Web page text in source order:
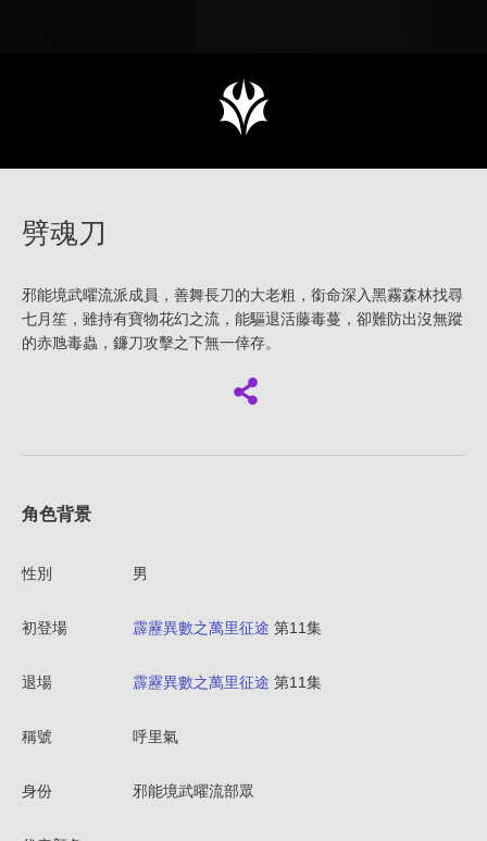
劈魂刀
邪能境武曜流派成員，善舞長刀的大老粗，銜命深入黑霧森林找尋
七月笙，雖持有寶物花幻之流，能驅退活藤毒蔓，卻難防出沒無蹤
的赤虺毒蟲，鐮刀攻擊之下無一倖存。
角色背景
性別 男
初登場 霹靂異數之萬里征途 第11集
退場 霹靂異數之萬里征途 第11集
稱號 呼里氣
身份 邪能境武曜流部眾